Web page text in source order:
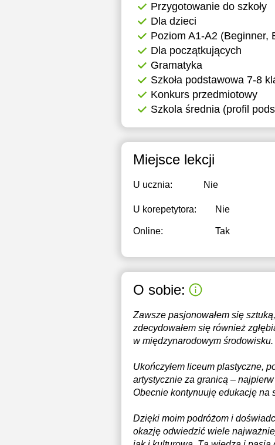
Przygotowanie do szkoły
Dla dzieci
Poziom A1-A2 (Beginner,
Dla początkujących
Gramatyka
Szkoła podstawowa 7-8
Konkurs przedmiotowy
Szkola średnia (profil
Miejsce lekcji
U ucznia: Nie
U korepetytora: Nie
Online: Tak
O sobie:
Zawsze pasjonowałem się
zdecydowałem się również
w międzynarodowym środowisku.
Ukończyłem liceum plastyczne,
artystycznie za granicą –
Obecnie kontynuuję edukację na
Dzięki moim podróżom i
okazję odwiedzić wiele
15:00